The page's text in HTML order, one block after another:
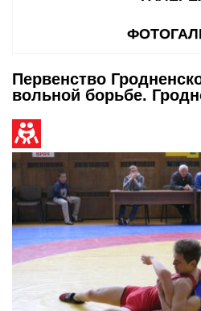
Первенство
вольной борьбе.